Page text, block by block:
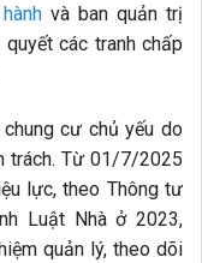
và ban quản trị
các tranh chấp
cư chủ yếu do
trách. Từ 01/7/2025
lực, theo Thông tư
Luật Nhà ở 2023,
quản lý, theo dõi